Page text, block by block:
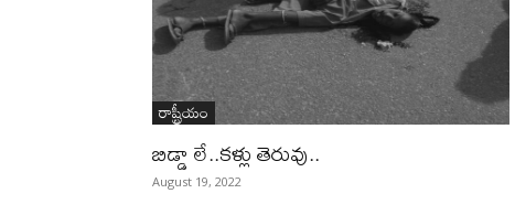
రాష్ట్రీయం
బిడ్డా లే..కళ్లు తెరువు..
August 19, 2022